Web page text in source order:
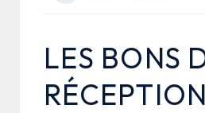
LES BONS
RÉCEPTION